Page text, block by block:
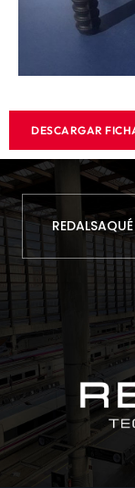
DESCARGAR
REDALSA